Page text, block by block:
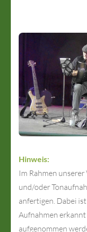
Hinweis:
Im Rahmen
und/oder
anfertigen. Dabei ist
Aufnahmen
aufgenommen